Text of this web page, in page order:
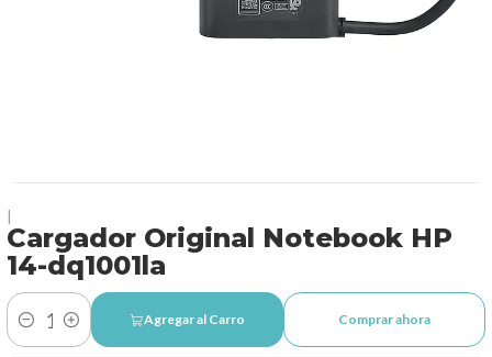
Cargador Original Notebook HP
14-dq1001la
Cantidad
Agregar al Carro Comprar ahora